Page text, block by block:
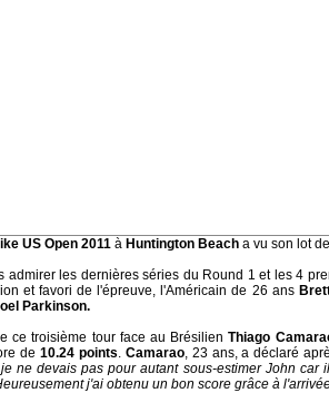
US Open 2011 à Huntington Beach a vu son lot de
admirer les dernières séries du Round 1 et les 4
et favori de l'épreuve, l'Américain de 26 ans
Parkinson.
ce troisième tour face au Brésilien Thiago
de10.24 points. Camarao, 23 ans, a déclaré
ne devais pas pour autant sous-estimer John car
j'ai obtenu un bon score grâce à